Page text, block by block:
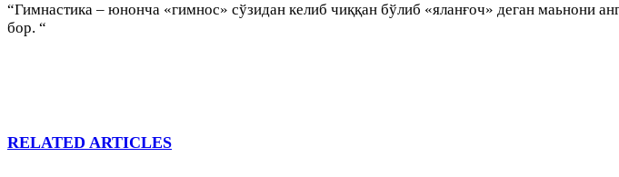
“Гимнастика – юнонча «гимнос» сўзидан келиб чиққан бўлиб «яланғоч» деган
бор. “
RELATED ARTICLES